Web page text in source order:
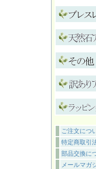
ご注文につ
特定商取引
部品交換に
メールマガ